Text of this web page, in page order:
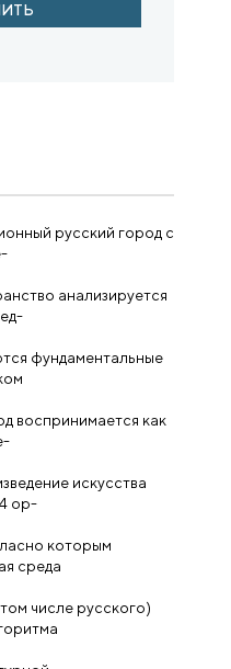
русский город с
анализируется
фундаментальные
воспринимается как
искусства
ор-
которым
среда
числе русского)